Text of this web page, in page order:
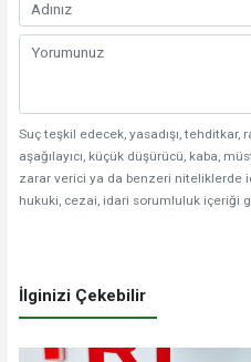
Suç teşkil edecek, yasadışı, tehditkar,
aşağılayıcı, küçük düşürücü, kaba,
zarar verici ya da benzeri niteliklerde
hukuki, cezai, idari sorumluluk içeriği
İlginizi Çekebilir